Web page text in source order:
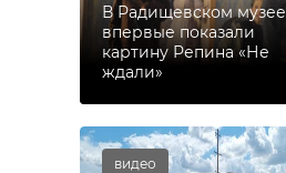
В Радищевском музее
впервые показали
картину Репина «Не
ждали»
видео